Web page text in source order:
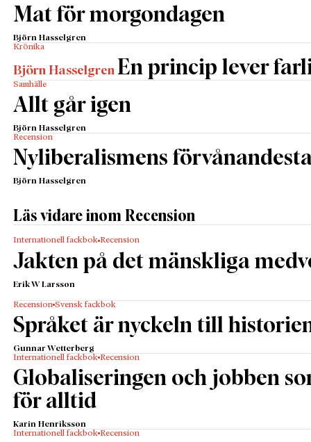
Mat för morgondagen
Björn Hasselgren
Krönika
Björn Hasselgren En princip lever
Samhälle
Allt går igen
Björn Hasselgren
Recension
Nyliberalismens
Björn Hasselgren
Läs vidare inom Recension
Internationell fackbok Recension
Jakten på det mänskliga
Erik W Larsson
Recension Svensk fackbok
Språket är nyckeln till
Gunnar Wetterberg
Internationell fackbok Recension
Globaliseringen och jobben
för alltid
Karin Henriksson
Internationell fackbok Recension